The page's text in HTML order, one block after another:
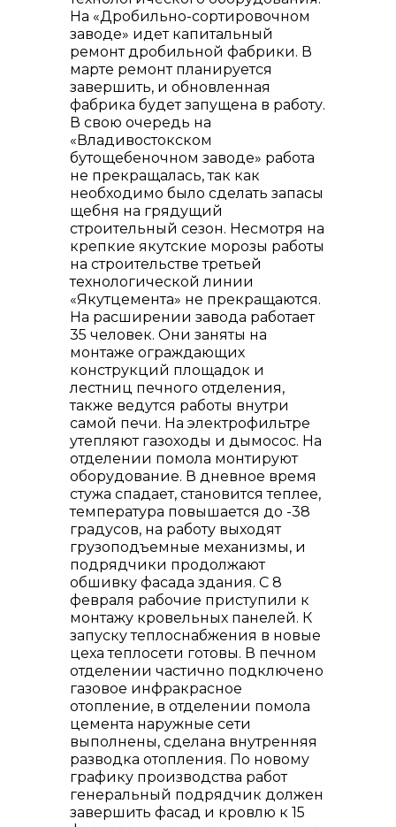
На «Дробильно-сортировочном
заводе» идет капитальный
ремонт дробильной фабрики. В
марте ремонт планируется
завершить, и обновленная
фабрика будет запущена в работу.
В свою очередь на
«Владивостокском
бутощебеночном заводе» работа
не прекращалась, так как
необходимо было сделать запасы
щебня на грядущий
строительный сезон. Несмотря на
крепкие якутские морозы работы
на строительстве третьей
технологической линии
«Якутцемента» не прекращаются.
На расширении завода работает
35 человек. Они заняты на
монтаже ограждающих
конструкций площадок и
лестниц печного отделения,
также ведутся работы внутри
самой печи. На электрофильтре
утепляют газоходы и дымосос. На
отделении помола монтируют
оборудование. В дневное время
стужа спадает, становится теплее,
температура повышается до -38
градусов, на работу выходят
грузоподъемные механизмы, и
подрядчики продолжают
обшивку фасада здания. С 8
февраля рабочие приступили к
монтажу кровельных панелей. К
запуску теплоснабжения в новые
цеха теплосети готовы. В печном
отделении частично подключено
газовое инфракрасное
отопление, в отделении помола
цемента наружные сети
выполнены, сделана внутренняя
разводка отопления. По новому
графику производства работ
генеральный подрядчик должен
завершить фасад и кровлю к 15